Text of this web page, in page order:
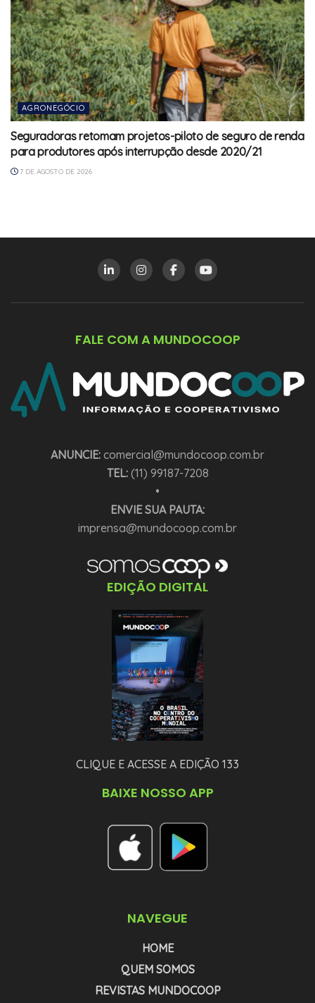
AGRONEGÓCIO
Seguradoras retomam projetos-piloto de seguro de renda
para produtores após interrupção desde 2020/21
7 DE AGOSTO DE 2026
FALE COM A MUNDOCOOP
ANUNCIE: comercial@mundocoop.com.br
TEL:(11) 99187-7208
•
ENVIE SUA PAUTA:
imprensa@mundocoop.com.br
EDIÇÃO DIGITAL
CLIQUE E ACESSE A EDIÇÃO 133
BAIXE NOSSO APP
NAVEGUE
HOME
QUEM SOMOS
REVISTAS MUNDOCOOP